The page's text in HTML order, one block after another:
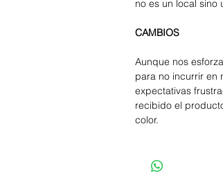
no es un local sino
CAMBIOS
Aunque nos
para no incurrir en
expectativas
recibido el
color.